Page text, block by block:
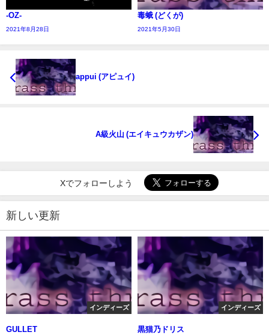
-OZ-
2021年8月28日
毒蛾 (どくが)
2021年5月30日
appui (アピュイ)
A級火山 (エイキュウカザン)
Xでフォローしよう
新しい更新
インディーズ
GULLET
インディーズ
黒猫乃ドリス